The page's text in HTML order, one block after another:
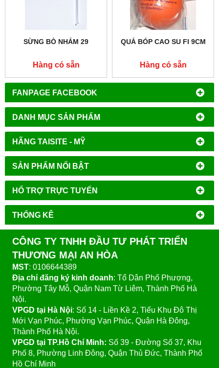
FANPAGE FACEBOOK
DANH MỤC SẢN PHẨM
HÃNG TAISITE - MỸ
SẢN PHẨM NỔI BẬT
HỔ TRỢ TRỰC TUYẾN
THỐNG KÊ
SỪNG BÒ NHÁM 29
Hàng có sẵn
QUẢ BÓP CAO SU FI 9CM
Hàng có sẵn
CÔNG TY TNHH ĐẦU TƯ PHÁT TRIỂN
THƯƠNG MẠI AN HÒA
MST: 0106644389
Địa chỉ đăng ký kinh doanh: Tổ Dân Phố Phượng,
Phường Tây Mỗ, Quận Nam Từ Liêm, Thành Phố Hà
Nội.
VPGD tại Hà Nội: Số 14 - Liền Kề 2, Tiểu Khu Đô Thị
Mới Vạn Phúc, Phường Vạn Phúc, Quận Hà Đông,
Thành Phố Hà Nội.
VPGD tại TP.Hồ Chí Minh: Số 39 - Đường Số 37, Khu
Phố 8, Phường Linh Đông, Quận Thủ Đức, Thành Phố
Hồ Chí Minh